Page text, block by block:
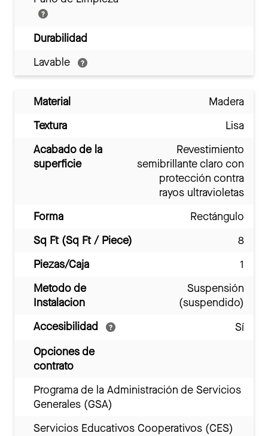
Durabilidad
Lavable
Material
Madera
Textura
Lisa
Acabado de la
superficie
Revestimiento
semibrillante claro con
protección contra
rayos ultravioletas
Forma
Rectángulo
Sq Ft (Sq Ft / Piece)
8
Piezas/Caja
1
Metodo de
Instalacion
Suspensión
(suspendido)
Accesibilidad
Sí
Opciones de
contrato
Programa de la Administración de Servicios
Generales (GSA)
Servicios Educativos Cooperativos (CES)